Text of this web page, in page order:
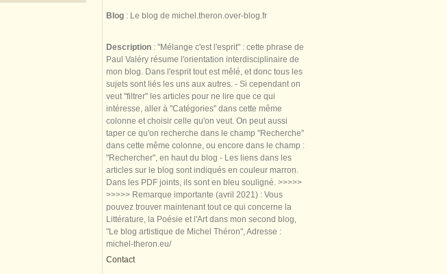
Blog : Le blog de michel.theron.over-blog.fr
Description : "Mélange c'est l'esprit" : cette phrase de
Paul Valéry résume l'orientation interdisciplinaire de
mon blog. Dans l'esprit tout est mêlé, et donc tous les
sujets sont liés les uns aux autres. - Si cependant on
veut "filtrer" les articles pour ne lire que ce qui
intéresse, aller à "Catégories" dans cette même
colonne et choisir celle qu'on veut. On peut aussi
taper ce qu'on recherche dans le champ "Recherche"
dans cette même colonne, ou encore dans le champ :
"Rechercher", en haut du blog - Les liens dans les
articles sur le blog sont indiqués en couleur marron.
Dans les PDF joints, ils sont en bleu souligné. >>>>>
>>>>> Remarque importante (avril 2021) : Vous
pouvez trouver maintenant tout ce qui concerne la
Littérature, la Poésie et l'Art dans mon second blog,
"Le blog artistique de Michel Théron", Adresse :
michel-theron.eu/
Contact